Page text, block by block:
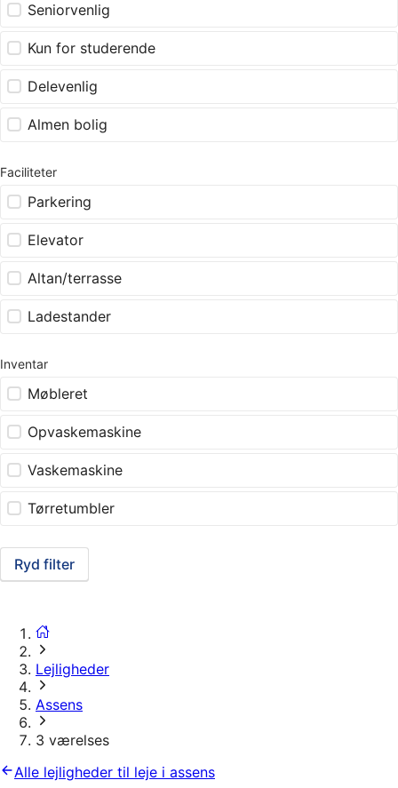
Seniorvenlig
Kun for studerende
Delevenlig
Almen bolig
Faciliteter
Parkering
Elevator
Altan/terrasse
Ladestander
Inventar
Møbleret
Opvaskemaskine
Vaskemaskine
Tørretumbler
Ryd filter
Lejligheder
Assens
3 værelses
Alle lejligheder til leje i assens